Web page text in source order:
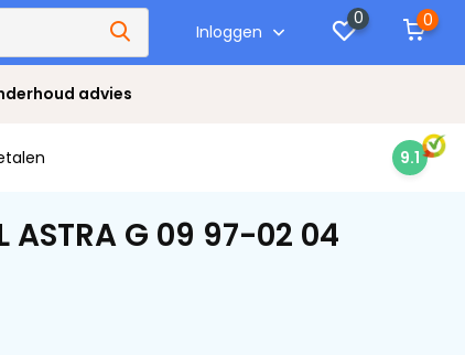
Inloggen
0 0
advies
9.1
G 09 97-02 04